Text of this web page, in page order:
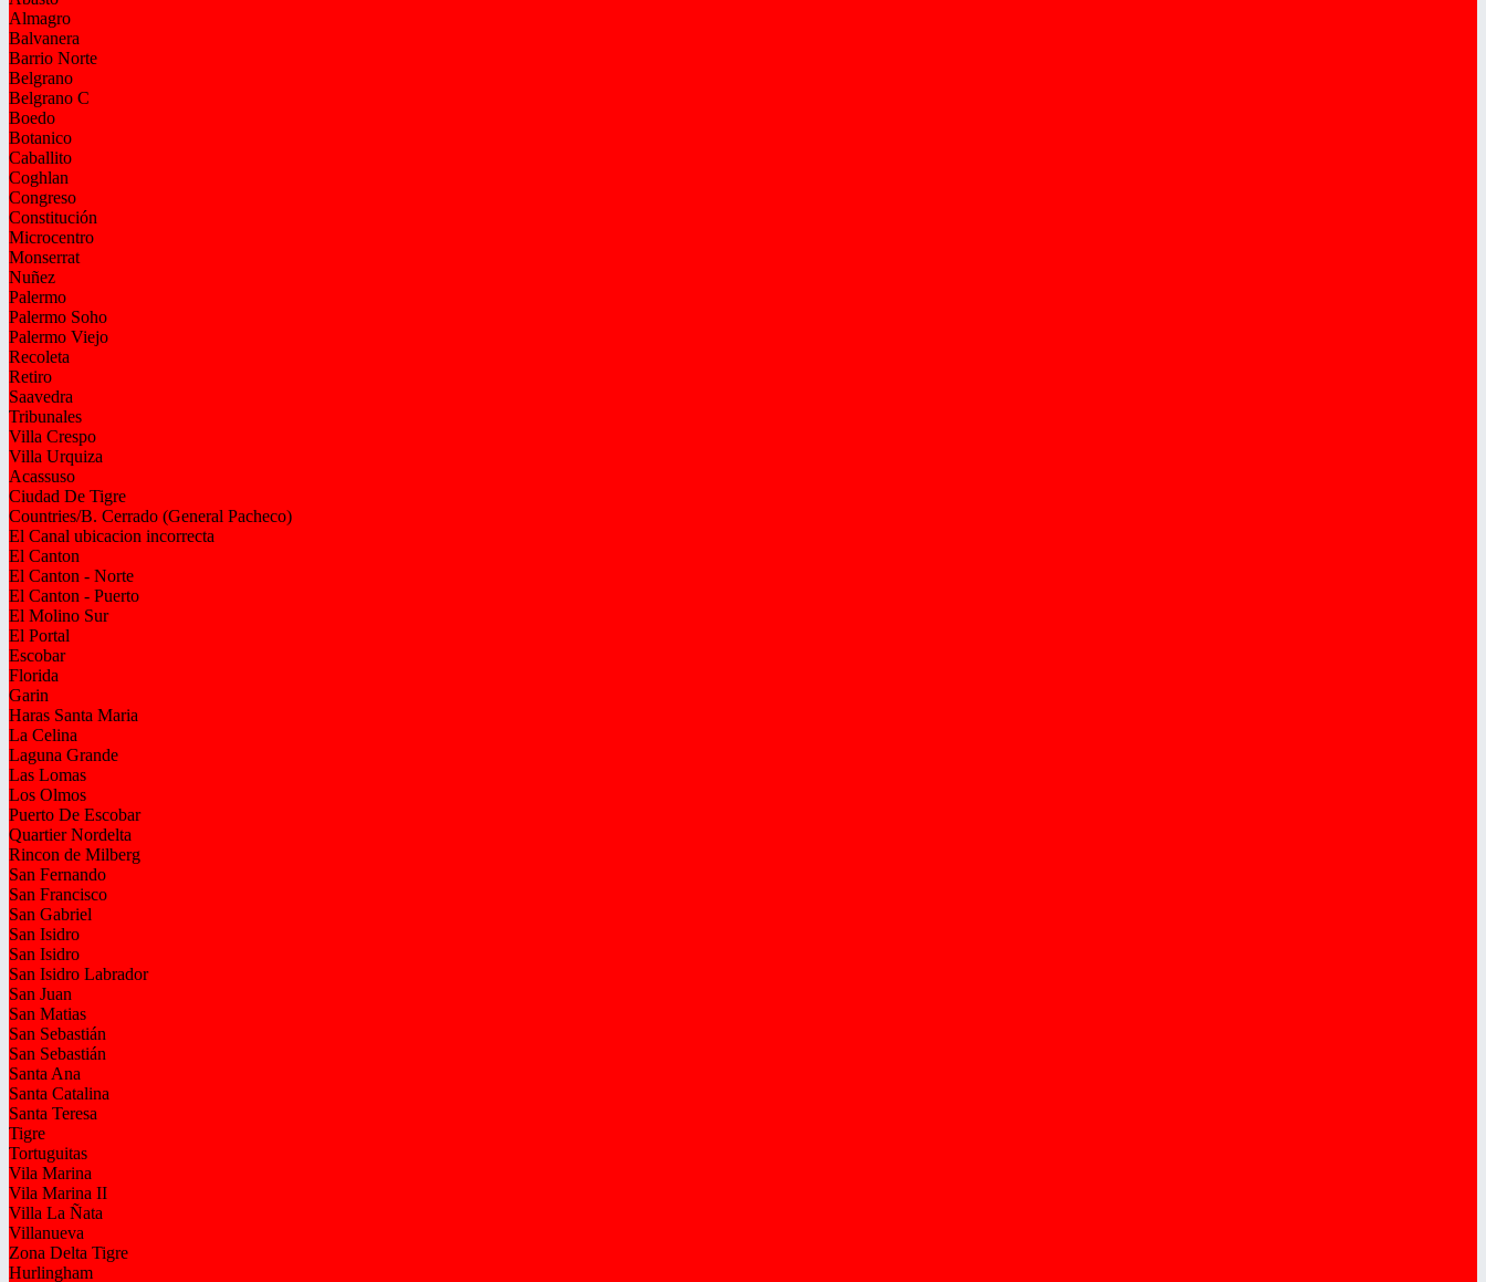
Almagro
Balvanera
Barrio Norte
Belgrano
Belgrano C
Boedo
Botanico
Caballito
Coghlan
Congreso
Constitución
Microcentro
Monserrat
Nuñez
Palermo
Palermo Soho
Palermo Viejo
Recoleta
Retiro
Saavedra
Tribunales
Villa Crespo
Villa Urquiza
Acassuso
Ciudad De Tigre
Countries/B. Cerrado (General Pacheco)
El Canal ubicacion incorrecta
El Canton
El Canton - Norte
El Canton - Puerto
El Molino Sur
El Portal
Escobar
Florida
Garin
Haras Santa Maria
La Celina
Laguna Grande
Las Lomas
Los Olmos
Puerto De Escobar
Quartier Nordelta
Rincon de Milberg
San Fernando
San Francisco
San Gabriel
San Isidro
San Isidro
San Isidro Labrador
San Juan
San Matias
San Sebastián
San Sebastián
Santa Ana
Santa Catalina
Santa Teresa
Tigre
Tortuguitas
Vila Marina
Vila Marina II
Villa La Ñata
Villanueva
Zona Delta Tigre
Hurlingham